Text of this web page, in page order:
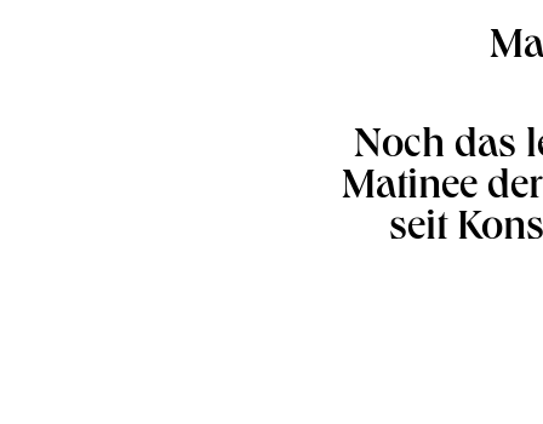
Noch das
Matinee
seit